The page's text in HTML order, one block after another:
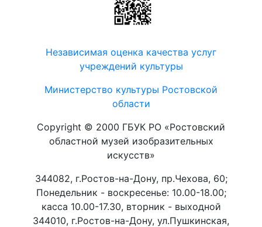
Независимая оценка качества услуг
учреждений культуры
Министерство культуры Ростовской
области
Copyright © 2000 ГБУК РО «Ростовский
областной музей изобразительных
искусств»
344082, г.Ростов-на-Дону, пр.Чехова, 60;
Понедельник - воскресенье: 10.00-18.00;
касса 10.00-17.30, вторник - выходной
344010, г.Ростов-на-Дону, ул.Пушкинская,